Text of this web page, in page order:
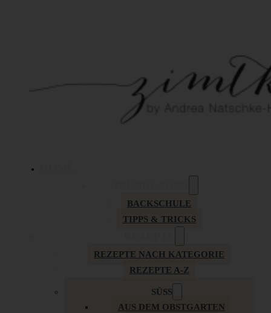
BACKSCHULE
TIPPS & TRICKS
REZEPTE NACH KATEGORIE
REZEPTE A-Z
SÜSS
AUS DEM OBSTGARTEN